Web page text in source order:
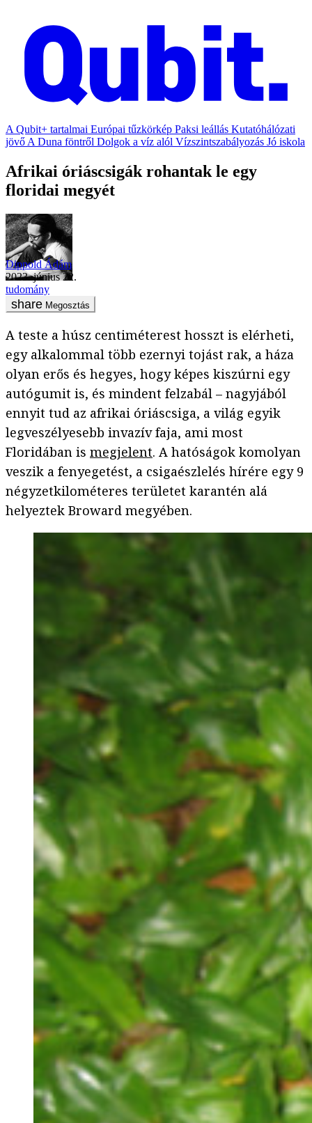
A Qubit+ tartalmai Európai tűzkörkép Paksi leállás Kutatóhálózati
jövő A Duna föntről Dolgok a víz alól Vízszintszabályozás Jó iskola
Afrikai óriáscsigák rohantak le egy
floridai megyét
Dippold Ádám
2023. június 22.
tudomány
Megosztás
A teste a húsz centiméterest hosszt is elérheti,
egy alkalommal több ezernyi tojást rak, a háza
olyan erős és hegyes, hogy képes kiszúrni egy
autógumit is, és mindent felzabál – nagyjából
ennyit tud az afrikai óriáscsiga, a világ egyik
legveszélyesebb invazív faja, ami most
Floridában is megjelent. A hatóságok komolyan
veszik a fenyegetést, a csigaészlelés hírére egy 9
négyzetkilométeres területet karantén alá
helyeztek Broward megyében.